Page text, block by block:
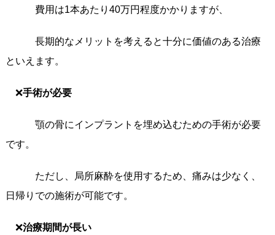
費用は1本あたり40万円程度かかりますが、
長期的なメリットを考えると十分に価値のある治療
といえます。
❌手術が必要
顎の骨にインプラントを埋め込むための手術が必要
です。
ただし、局所麻酔を使用するため、痛みは少なく、
日帰りでの施術が可能です。
❌治療期間が長い